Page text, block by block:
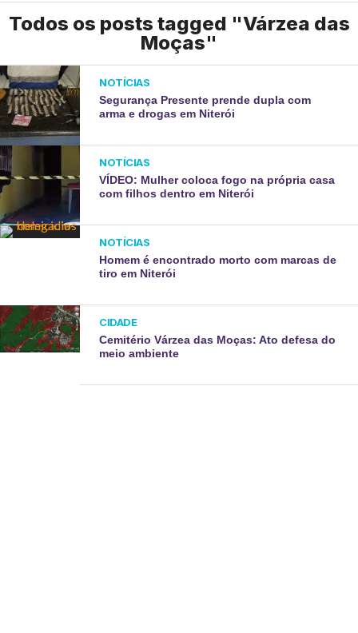
Todos os posts tagged "Várzea das
Moças"
NOTÍCIAS
Segurança Presente prende dupla com
arma e drogas em Niterói
NOTÍCIAS
VÍDEO: Mulher coloca fogo na própria casa
com filhos dentro em Niterói
NOTÍCIAS
Homem é encontrado morto com marcas de
tiro em Niterói
CIDADE
Cemitério Várzea das Moças: Ato defesa do
meio ambiente